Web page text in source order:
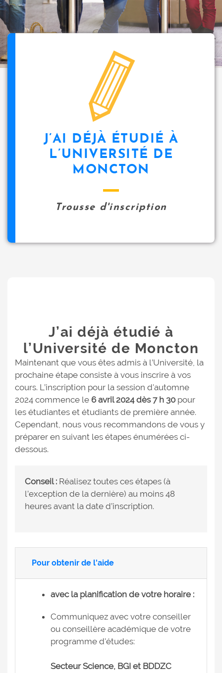
i
p
a
l
J’AI DÉJÀ ÉTUDIÉ À
L’UNIVERSITÉ DE
MONCTON
Trousse d'inscription
J’ai déjà étudié à
l’Université de Moncton
Maintenant que vous êtes admis à l’Université, la
prochaine étape consiste à vous inscrire à vos
cours. L’inscription pour la session d'automne
2024 commence le 6 avril 2024 dès 7 h 30 pour
les étudiantes et étudiants de première année.
Cependant, nous vous recommandons de vous y
préparer en suivant les étapes énumérées ci-
dessous.
Conseil : Réalisez toutes ces étapes (à
l’exception de la dernière) au moins 48
heures avant la date d’inscription.
Pour obtenir de l'aide
avec la planification de votre horaire :
Communiquez avec votre conseiller
ou conseillère académique de votre
programme d'études:
Secteur Science, BGI et BDDZC